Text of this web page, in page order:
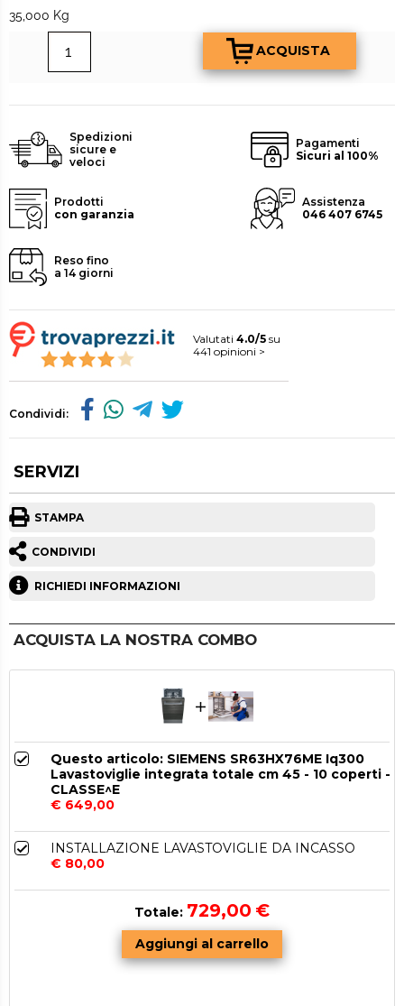
35,000 Kg
Spedizioni
sicure e
veloci
Pagamenti
Sicuri al 100%
Prodotti
con garanzia
Assistenza
046 407 6745
Reso fino
a 14 giorni
Valutati 4.0/5 su
441 opinioni >
Condividi:
SERVIZI
STAMPA
CONDIVIDI
RICHIEDI INFORMAZIONI
ACQUISTA LA NOSTRA COMBO
Questo articolo: SIEMENS SR63HX76ME Iq300
Lavastoviglie integrata totale cm 45 - 10 coperti -
CLASSE^E
€ 649,00
INSTALLAZIONE LAVASTOVIGLIE DA INCASSO
€ 80,00
Totale: 729,00 €